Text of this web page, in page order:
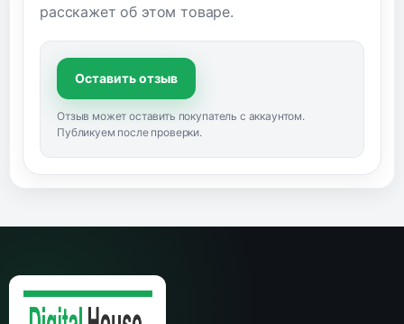
расскажет об этом товаре.
Оставить отзыв
Отзыв может оставить покупатель с аккаунтом.
Публикуем после проверки.